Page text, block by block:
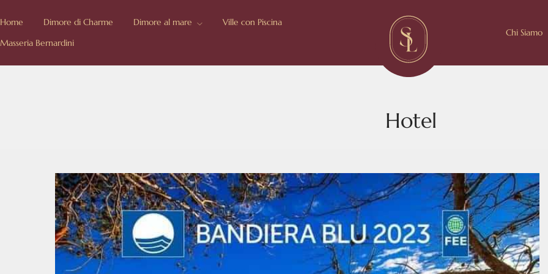
Home Dimore di Charme Dimore al mare
Ville con Piscina
Masseria Bernardini
Chi Siamo
Hotel